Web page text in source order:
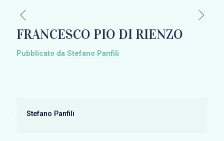
FRANCESCO PIO DI RIENZO
Pubblicato da Stefano Panfili
Stefano Panfili